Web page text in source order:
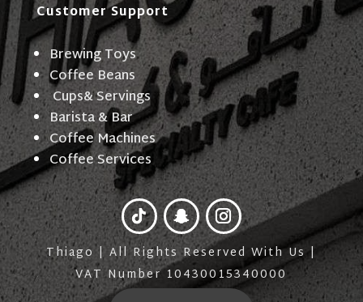
Customer Support
Brewing Toys
Coffee Beans
Cups& Servings
Barista & Bar
Coffee Machines
Coffee Services
Thiago | All Rights Reserved With Us |
VAT Number 10430015340000